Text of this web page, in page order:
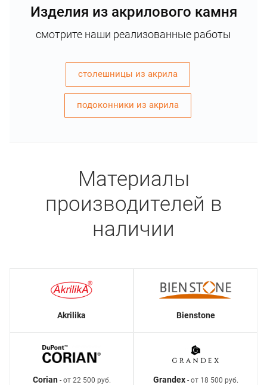
Изделия из акрилового камня
смотрите наши реализованные работы
столешницы из акрила
подоконники из акрила
Материалы
производителей в
наличии
Akrilika Bienstone
Corian- от 22 500 руб. Grandex- от 18 500 руб.